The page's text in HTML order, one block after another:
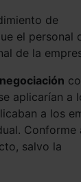
de
el personal
de la
negociación
aplicarían a
a los
Conforme
salvo la